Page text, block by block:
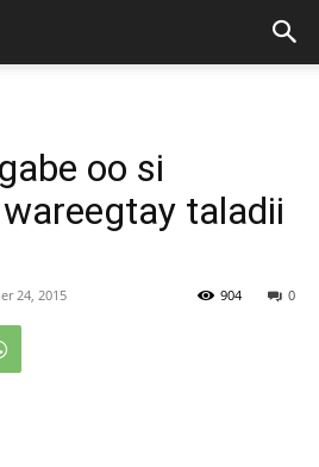
oo si
wareegtay taladii
24, 2015 0
904